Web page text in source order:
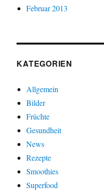
Februar 2013
KATEGORIEN
Allgemein
Bilder
Früchte
Gesundheit
News
Rezepte
Smoothies
Superfood